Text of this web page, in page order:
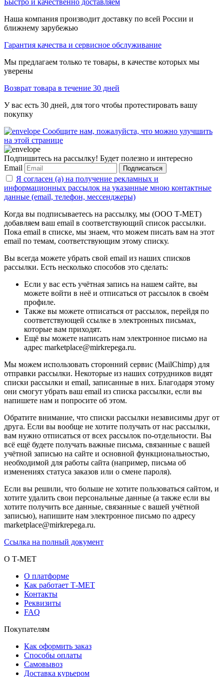
Наша компания производит доставку по всей России и
ближнему зарубежью
Гарантия качества и сервисное обслуживание
Мы предлагаем только те товары, в качестве которых мы
уверены
Возврат товара в течение 30 дней
У вас есть 30 дней, для того чтобы протестировать вашу
покупку
Сообщите нам, пожалуйста, что можно улучшить
на этой странице
Подпишитесь на рассылку! Будет полезно и интересно
Email
Подписаться
Я согласен (а) на получение рекламных и
информационных рассылок на указанные мною контактные
данные (email, телефон, мессенджеры)
Когда вы подписываетесь на рассылку, мы (ООО Т-МЕТ)
добавляем ваш email в соответствующий список рассылки.
Пока email в списке, мы знаем, что можем писать вам на этот
email по темам, соответствующим этому списку.
Вы всегда можете убрать свой email из наших списков
рассылки. Есть несколько способов это сделать:
Если у вас есть учётная запись на нашем сайте, вы
можете войти в неё и отписаться от рассылок в своём
профиле.
Также вы можете отписаться от рассылок, перейдя по
соответствующей ссылке в электронных письмах,
которые вам приходят.
Ещё вы можете написать нам электронное письмо на
адрес marketplace@mirkrepega.ru.
Мы можем использовать сторонний сервис (MailChimp) для
отправки рассылки. Некоторые из наших сотрудников видят
списки рассылки и email, записанные в них. Благодаря этому
они смогут убрать ваш email из списка рассылки, если вы
напишете нам и попросите об этом.
Обратите внимание, что списки рассылки независимы друг от
друга. Если вы вообще не хотите получать от нас рассылки,
вам нужно отписаться от всех рассылок по-отдельности. Вы
всё ещё будете получать важные письма, связанные с вашей
учётной записью на сайте и основной функциональностью,
необходимой для работы сайта (например, письма об
изменениях статуса заказов или о смене пароля).
Если вы решили, что больше не хотите пользоваться сайтом, и
хотите удалить свои персональные данные (а также если вы
хотите получить все данные, связанные с вашей учётной
записью), напишите нам электронное письмо по адресу
marketplace@mirkrepega.ru.
Ссылка на полный документ
О Т-МЕТ
О платформе
Как работает Т-МЕТ
Контакты
Реквизиты
FAQ
Покупателям
Как оформить заказ
Способы оплаты
Самовывоз
Доставка курьером